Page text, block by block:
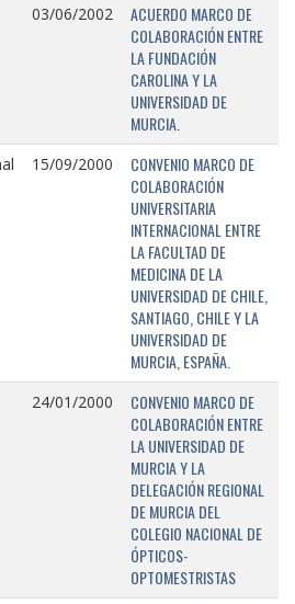
03/06/2002
ACUERDO MARCO DE
COLABORACIÓN ENTRE
LA FUNDACIÓN
CAROLINA Y LA
UNIVERSIDAD DE
MURCIA.
15/09/2000
CONVENIO MARCO DE
COLABORACIÓN
UNIVERSITARIA
INTERNACIONAL ENTRE
LA FACULTAD DE
MEDICINA DE LA
UNIVERSIDAD DE CHILE,
SANTIAGO, CHILE Y LA
UNIVERSIDAD DE
MURCIA, ESPAÑA.
24/01/2000
CONVENIO MARCO DE
COLABORACIÓN ENTRE
LA UNIVERSIDAD DE
MURCIA Y LA
DELEGACIÓN REGIONAL
DE MURCIA DEL
COLEGIO NACIONAL DE
ÓPTICOS-
OPTOMESTRISTAS